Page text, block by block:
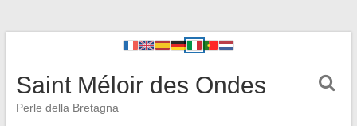
Saint Méloir des Ondes
Perle della Bretagna